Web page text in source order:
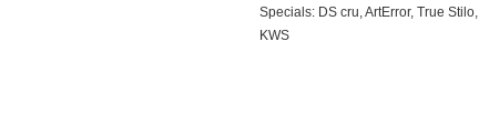
Specials: DS cru, ArtError, True Stilo,
KWS